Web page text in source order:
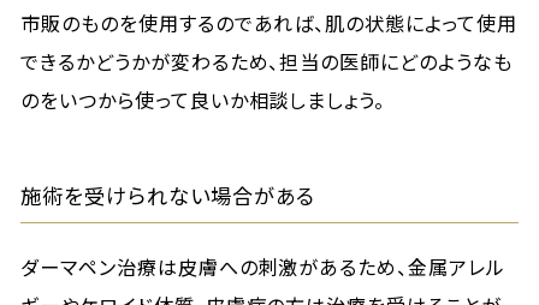
市販のものを使用するのであれば、肌の状態によって使用
できるかどうかが変わるため、担当の医師にどのようなも
のをいつから使って良いか相談しましょう。
施術を受けられない場合がある
ダーマペン治療は皮膚への刺激があるため、金属アレル